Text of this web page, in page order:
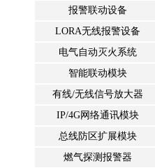
报警联动设备
LORA无线报警设备
电气自动灭火系统
智能联动模块
有线/无线信号放大器
IP/4G网络通讯模块
总线防区扩展模块
燃气探测报警器